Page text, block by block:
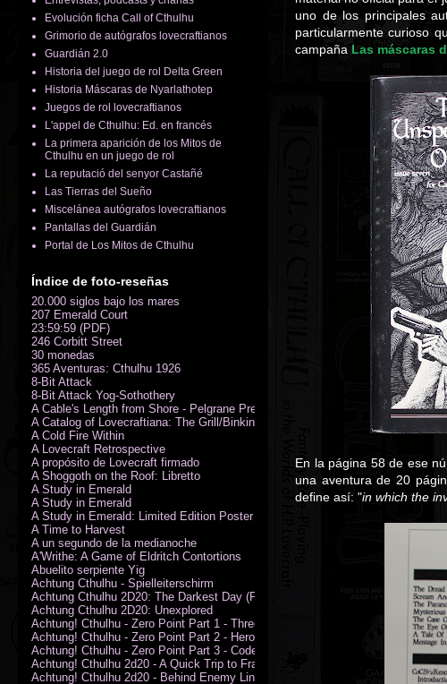
uno de los principales
particularmente curioso
campaña Las máscaras
En la página 58 de ese
una aventura de 20
define así: "in which the
Evolución ficha Call of Cthulhu
Grimorio de autógrafos lovecraftianos
Guardián 2.0
Historia del juego de rol Delta Green
Historia Máscaras de Nyarlathotep
Juegos de rol lovecraftianos
L'appel de Cthulhu: Ed. en francés
La primera aparición de los Mitos de
Cthulhu en un juego de rol
La reputació del senyor Castañé
Las Tierras del Sueño
Miscelánea autógrafos lovecraftianos
Pantallas del Guardián
Portal de Los Mitos de Cthulhu
Índice de foto-reseñas
20.000 siglos bajo los mares
207 Emerald Court
23:59:59 (PDF)
246 Corbitt Street
30 monedas
365 Aventuras: Cthulhu 1926
8-Bit Attack
8-Bit Attack Yog-Sothothery
A Cable's Length from Shore - Pelgrane Press' FreeRPG 2018 (PDF)
A Catalog of Lovecraftiana: The Grill/Binkin Collection
A Cold Fire Within
A Lovecraft Retrospective
A propósito de Lovecraft firmado
A Shoggoth on the Roof: Libretto
A Study in Emerald
A Study in Emerald
A Study in Emerald: Limited Edition Poster (Neil Gaiman)
A Time to Harvest
A un segundo de la medianoche
A'Writhe: A Game of Eldritch Contortions
Abuelito serpiente Yig
Achtung Cthulhu - Spielleiterschirm
Achtung Cthulhu 2D20: The Darkest Day (PDF)
Achtung Cthulhu 2D20: Unexplored
Achtung! Cthulhu - Zero Point Part 1 - Three Kings
Achtung! Cthulhu - Zero Point Part 2 - Heroes of the Sea
Achtung! Cthulhu - Zero Point Part 3 - Code of Honour (PDF)
Achtung! Cthulhu 2d20 - A Quick Trip to France (PDF)
Achtung! Cthulhu 2d20 - Behind Enemy Lines